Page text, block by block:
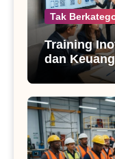
Tak
Training
dan